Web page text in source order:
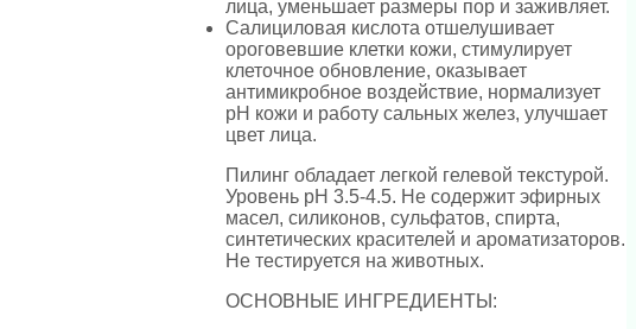
лица, уменьшает размеры пор и заживляет.
Салициловая кислота отшелушивает
ороговевшие клетки кожи, стимулирует
клеточное обновление, оказывает
антимикробное воздействие, нормализует
pH кожи и работу сальных желез, улучшает
цвет лица.
Пилинг обладает легкой гелевой текстурой.
Уровень pH 3.5-4.5. Не содержит эфирных
масел, силиконов, сульфатов, спирта,
синтетических красителей и ароматизаторов.
Не тестируется на животных.
ОСНОВНЫЕ ИНГРЕДИЕНТЫ: